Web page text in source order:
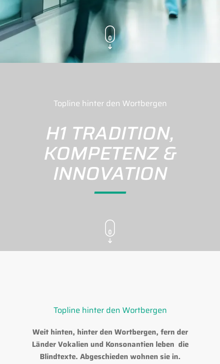
Topline hinter den Wortbergen
H1 TRADITION,
KOMPETENZ &
INNOVATION
Topline hinter den Wortbergen
Weit hinten, hinter den Wortbergen, fern der
Länder Vokalien und Konsonantien leben die
Blindtexte. Abgeschieden wohnen sie in.